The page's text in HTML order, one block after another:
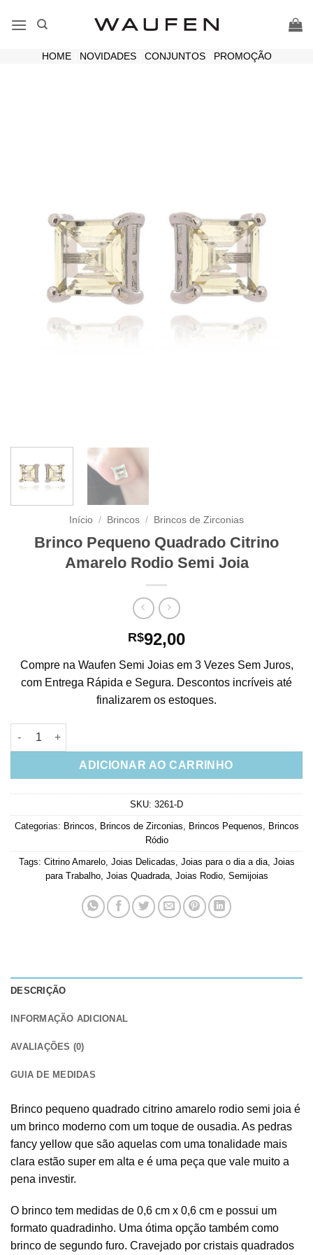
HOME| NOVIDADES| CONJUNTOS| PROMOÇÃO
Início / Brincos / Brincos de Zirconias
Brinco Pequeno Quadrado Citrino
Amarelo Rodio Semi Joia
R$92,00
Compre na Waufen Semi Joias em 3 Vezes Sem Juros,
com Entrega Rápida e Segura. Descontos incríveis até
finalizarem os estoques.
Brinco Pequeno Quadrado Citrino Amarelo Rodio Semi Joia
ADICIONAR AO CARRINHO
SKU: 3261-D
Categorias: Brincos Brincos de Zirconias Brincos Pequenos
Brincos
Ródio
Tags: Citrino Amarelo, Joias Delicadas Joias para o dia a dia, Joias
para Trabalho, Joias Quadrada, Joias Rodio, Semijoias
DESCRIÇÃO
INFORMAÇÃO ADICIONAL
AVALIAÇÕES (0)
GUIA DE MEDIDAS
Brinco pequeno quadrado citrino amarelo rodio semi joia é
um brinco moderno com um toque de ousadia. As pedras
fancy yellow que são aquelas com uma tonalidade mais
clara estão super em alta e é uma peça que vale muito a
pena investir.
O brinco tem medidas de 0,6 cm x 0,6 cm e possui um
formato quadradinho. Uma ótima opção também como
brinco de segundo furo. Cravejado por cristais quadrados